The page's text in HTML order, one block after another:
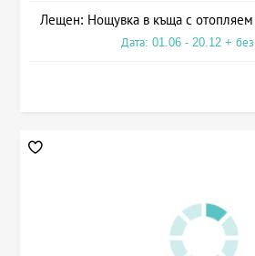
Лещен: Нощувка в къща с отопляем
Дата: 01.06 - 20.12 +